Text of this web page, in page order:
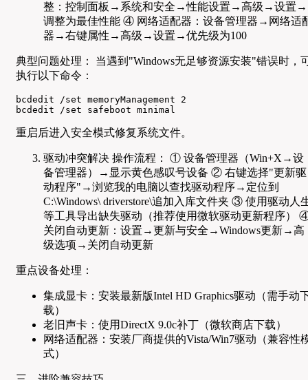
整：控制面板→系统和安全→性能设置→高级→设置→
调整为最佳性能 ④ 网络适配器：设备管理器→网络适
器→右键属性→高级→设置→优先级为100
典型问题处理： 当遇到"Windows无足够资源安装"错误时，
执行以下命令：
bcdedit /set memoryManagement 2
bcdedit /set safeboot minimal
重启后进入安全模式修复系统文件。
驱动冲突解决 操作流程： ① 设备管理器（Win+X→设
备管理器）→显示黄色感叹号设备 ② 右键选择"更新驱
动程序"→浏览我的电脑以查找驱动程序→定位到
C:\Windows\ driverstore\追加入库文件夹 ③ 使用驱动人
等工具导出缺失驱动（推荐使用微软驱动更新程序）
关闭自动更新：设置→更新与安全→Windows更新→高
级选项→关闭自动更新
重点设备处理：
集成显卡：安装最新版Intel HD Graphics驱动（需手动
载）
老旧声卡：使用DirectX 9.0c补丁（微软商店下载）
网络适配器：安装厂商提供的Vista/Win7驱动（兼容性
式）